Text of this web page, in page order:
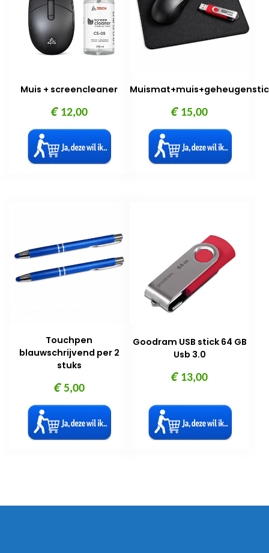
Muis + screencleaner
€12,00 €15,00
Touchpen
blauwschrijvend per 2
stuks
€5,00
Goodram USB stick 64 GB
Usb 3.0
€13,00